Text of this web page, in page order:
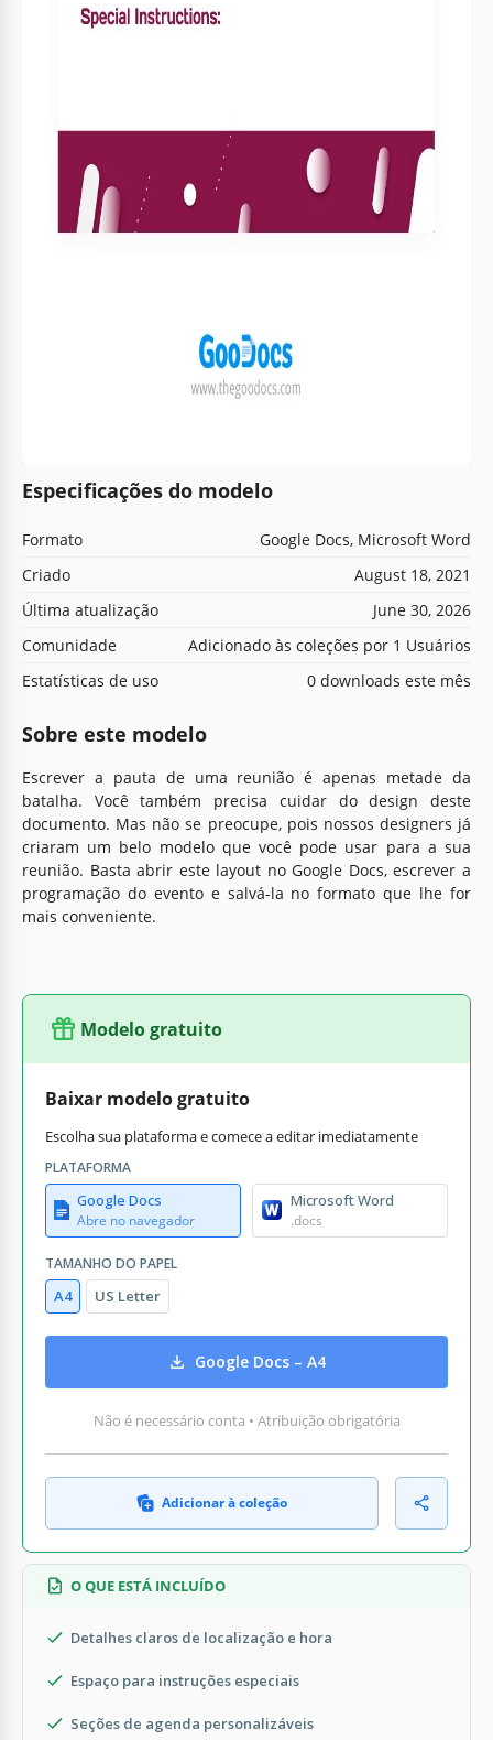
Especificações do modelo
Formato
Google Docs, Microsoft Word
Criado
August 18, 2021
Última atualização
June 30, 2026
Comunidade
Adicionado às coleções por 1 Usuários
Estatísticas de uso
0 downloads este mês
Sobre este modelo
Escrever a pauta de uma reunião é apenas metade da
batalha. Você também precisa cuidar do design deste
documento. Mas não se preocupe, pois nossos designers já
criaram um belo modelo que você pode usar para a sua
reunião. Basta abrir este layout no Google Docs, escrever a
programação do evento e salvá-la no formato que lhe for
mais conveniente.
Modelo gratuito
Baixar modelo gratuito
Escolha sua plataforma e comece a editar imediatamente
PLATAFORMA
Google Docs
Abre no navegador
Microsoft Word
.docs
TAMANHO DO PAPEL
A4 US Letter
Google Docs – A4
Não é necessário conta • Atribuição obrigatória
Adicionar à coleção
O QUE ESTÁ INCLUÍDO
Detalhes claros de localização e hora
Espaço para instruções especiais
Seções de agenda personalizáveis